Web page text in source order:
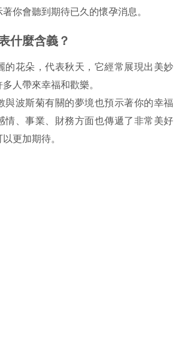
你會聽到期待已久的懷孕消息。
什麼含義？
的花朵，代表秋天，它經常展現出美妙
人帶來幸福和歡樂。
與波斯菊有關的夢境也預示著你的幸福
情、事業、財務方面也傳遞了非常美好
更加期待。